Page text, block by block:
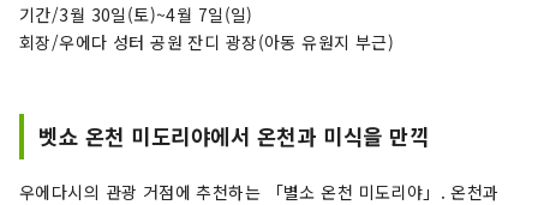
기간/3월 30일(토)~4월 7일(일)
회장/우에다 성터 공원 잔디 광장(아동 유원지 부근)
벳쇼 온천 미도리야에서 온천과 미식을 만끽
우에다시의 관광 거점에 추천하는 「별소 온천 미도리야」. 온천과